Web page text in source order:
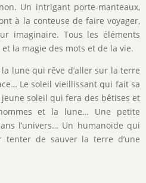
Un intrigant porte-manteaux,
à la conteuse de faire voyager,
imaginaire. Tous les éléments
la magie des mots et de la vie.
lune qui rêve d’aller sur la terre
Le soleil vieillissant qui fait sa
soleil qui fera des bêtises et
et la lune… Une petite
l’univers… Un humanoïde qui
tenter de sauver la terre d’une